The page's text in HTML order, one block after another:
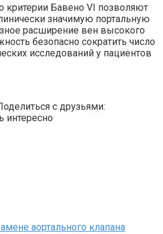
критерии Бавено VI позволяют
значимую портальную
расширение вен высокого
безопасно сократить число
исследований у пациентов
с друзьями:
интересно
аортального клапана